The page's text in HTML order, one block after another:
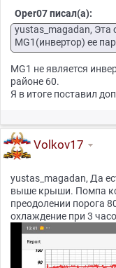
Oper07 писал(а):
yustas_magadan, Эта
MG1(инвертор) ее
MG1 не является
районе 60.
Я в итоге поставил
Volkov17
yustas_magadan, Да
выше крыши. Помпа
преодолении порога
охлаждение при 3